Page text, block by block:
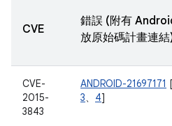
CVE
錯誤 (附有
放原始碼計畫連結
CVE-
2015-
3843
ANDROID-21697171 [
3、 4]